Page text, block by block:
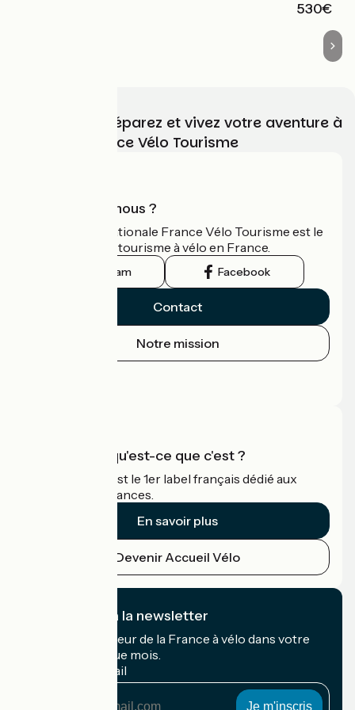
530€
Choisissez, préparez et vivez votre aventure à
vélo avec France Vélo Tourisme
Qui sommes-nous ?
L'association nationale France Vélo Tourisme est le
guide officiel du tourisme à vélo en France.
Instagram Facebook
Contact
Notre mission
Accueil Vélo qu'est-ce que c'est ?
Accueil Vélo c'est le 1er label français dédié aux
cyclistes en vacances.
En savoir plus
Devenir Accueil Vélo
Je m'abonne à la newsletter
Recevez le meilleur de la France à vélo dans votre
boîte mail chaque mois.
Mon adresse mail